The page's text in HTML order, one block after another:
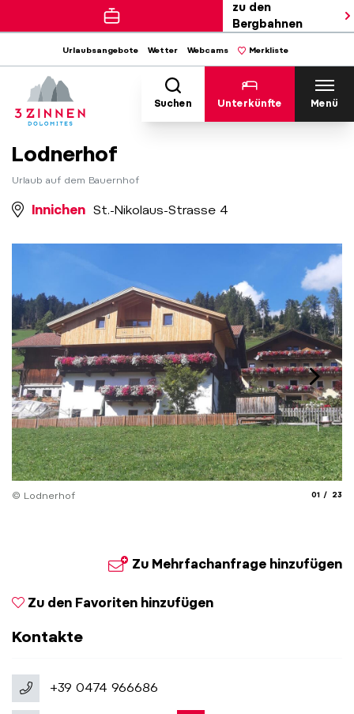
zu den
Bergbahnen
Urlaubsangebote Wetter Webcams Merkliste
Suchen Unterkünfte Menü
Lodnerhof
Urlaub auf dem Bauernhof
Innichen St.-Nikolaus-Strasse 4
© Lodnerhof 01 23
Zu Mehrfachanfrage hinzufügen
Zu den Favoriten hinzufügen
Kontakte
+39 0474 966686